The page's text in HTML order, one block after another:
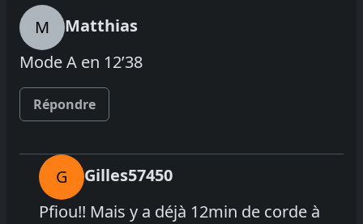
M
Matthias
Mode A en 12’38
Répondre
G
Gilles57450
Pfiou!! Mais y a déjà 12min de corde à